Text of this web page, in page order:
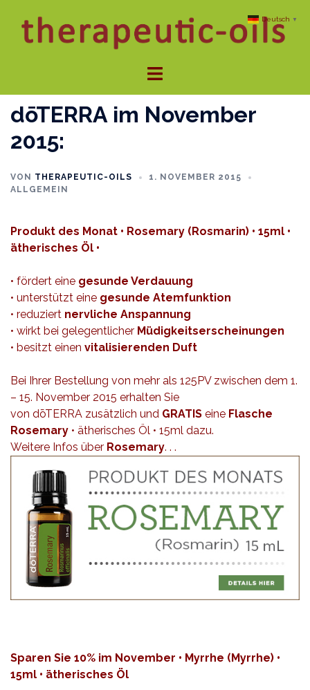
Inhalt
springen
Menü
dōTERRA im November
2015:
VON THERAPEUTIC-OILS
1. NOVEMBER 2015
ALLGEMEIN
Produkt des Monat • Rosemary (Rosmarin) • 15ml •
ätherisches Öl •
• fördert eine gesunde Verdauung
• unterstützt eine gesunde Atemfunktion
• reduziert nervliche Anspannung
• wirkt bei gelegentlicher Müdigkeitserscheinungen
• besitzt einen vitalisierenden Duft
Bei Ihrer Bestellung von mehr als 125PV zwischen dem 1.
– 15. November 2015 erhalten Sie
von dōTERRA zusätzlich und GRATIS eine Flasche
Rosemary • ätherisches Öl • 15ml dazu.
Weitere Infos über Rosemary. . .
Sparen Sie 10% im November • Myrrhe (Myrrhe) •
15ml • ätherisches Öl
Deutsch ▼